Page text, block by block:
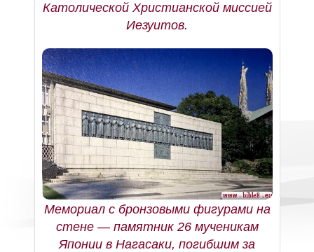
Католической Христианской миссией
Иезуитов.
Мемориал с бронзовыми фигурами на
стене — памятник 26 мученикам
Японии в Нагасаки, погибшим за